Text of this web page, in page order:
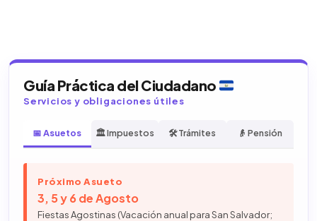
Guía Práctica del Ciudadano
Servicios y obligaciones útiles
📅 Asuetos 🏛️ Impuestos 🛠️ Trámites 👴 Pensión
Próximo Asueto
3, 5 y 6 de Agosto
Fiestas Agostinas (Vacación anual para San Salvador;